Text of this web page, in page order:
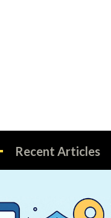
Recent Articles